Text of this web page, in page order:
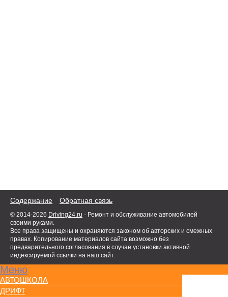
Содержание Обратная связь
© 2014-2026 Driving24.ru - Ремонт и обслуживание автомобилей
своими руками.
Все права защищены и охраняются законом об авторских и смежных
правах. Копирование материалов сайта возможно без
предварительного согласования в случае установки активной
индексируемой ссылки на наш сайт.
Меню
АВТОШКОЛА
ДРИФТ